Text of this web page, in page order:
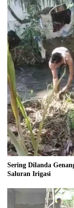
Sering Dilanda
Saluran Irigasi